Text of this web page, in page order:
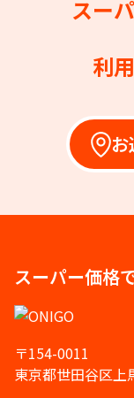
スー
利
お
スーパー価格
〒154-0011
東京都世田谷区上